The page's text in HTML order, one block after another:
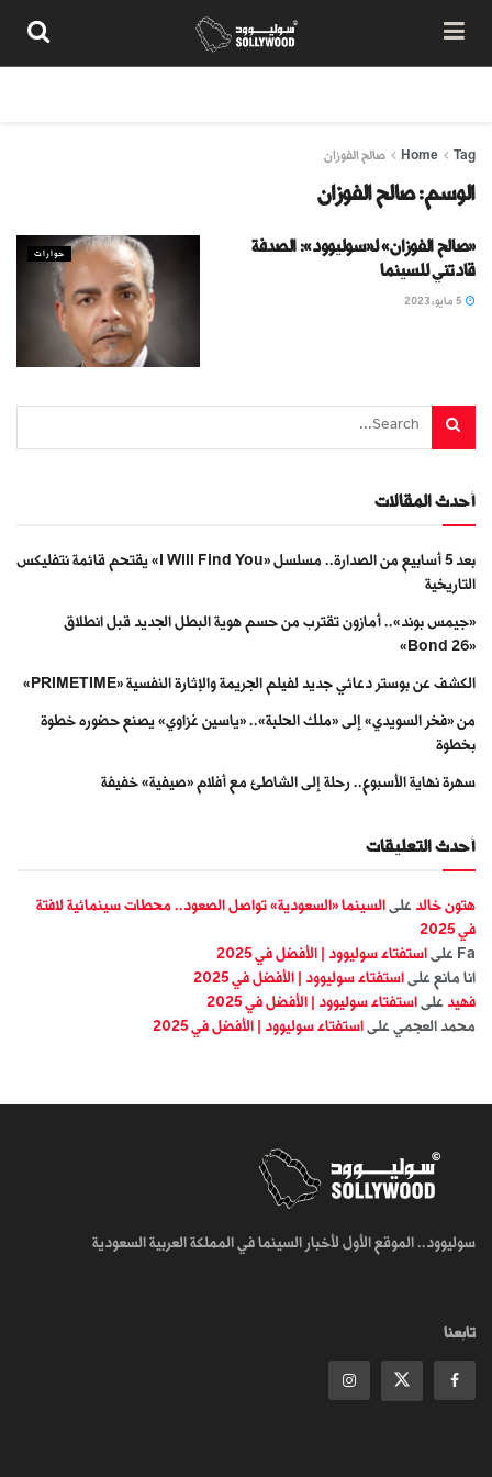
Home Tag صالح الفوزان
الوسم:صالح الفوزان
حوارات
«صالح الفوزان» لـ«سوليوود»: الصدفة
قادتني للسينما
أحدث المقالات
بعد 5 أسابيع من الصدارة.. مسلسل «I Will Find You» يقتحم قائمة نتفليكس
التاريخية
«جيمس بوند».. أمازون تقترب من حسم هوية البطل الجديد قبل انطلاق
«Bond 26»
الكشف عن بوستر دعائي جديد لفيلم الجريمة والإثارة النفسية «PRIMETIME»
من «فخر السويدي» إلى «ملك الحلبة».. «ياسين غزاوي» يصنع حضوره خطوة
بخطوة
سهرة نهاية الأسبوع.. رحلة إلى الشاطئ مع أفلام «صيفية» خفيفة
أحدث التعليقات
هتون خالد على السينما «السعودية» تواصل الصعود.. محطات سينمائية لافتة
في 2025
Fa على استفتاء سوليوود | الأفضل في 2025
انا مانع على استفتاء سوليوود | الأفضل في 2025
فهيد على استفتاء سوليوود | الأفضل في 2025
محمد العجمي على استفتاء سوليوود | الأفضل في 2025
سوليوود.. الموقع الأول لأخبار السينما في المملكة العربية السعودية
تابعنا